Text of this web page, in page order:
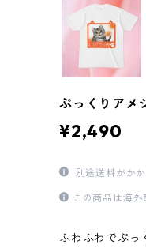
ぷっくりアメ
¥2,490
別途送料がか
この商品は海外
ふわふわでぷ